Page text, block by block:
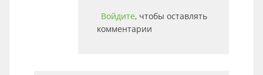
Войдите, чтобы оставлять
комментарии